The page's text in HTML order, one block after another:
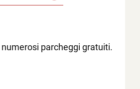
parcheggi gratuiti.